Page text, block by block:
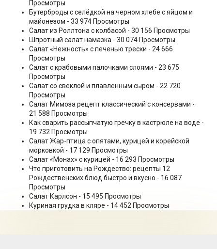
Просмотры
Бутерброды с селёдкой на черном хлебе с яйцом и
майонезом - 33 974 Просмотры
Салат из Роллтона с колбасой - 30 156 Просмотры
Шпротный салат намазка - 30 074 Просмотры
Салат «Нежность» с печенью трески - 24 666
Просмотры
Салат с крабовыми палочками слоями - 23 675
Просмотры
Салат со свеклой и плавленным сыром - 22 720
Просмотры
Салат Мимоза рецепт классический с консервами -
21 588 Просмотры
Как сварить рассыпчатую гречку в кастрюле на воде -
19 732 Просмотры
Салат Жар-птица с опятами, курицей и корейской
морковкой - 17 129 Просмотры
Салат «Монах» с курицей - 16 293 Просмотры
Что приготовить на Рождество: рецепты 12
Рождественских блюд быстро и вкусно - 16 087
Просмотры
Салат Карлсон - 15 495 Просмотры
Куриная грудка в кляре - 14 452 Просмотры